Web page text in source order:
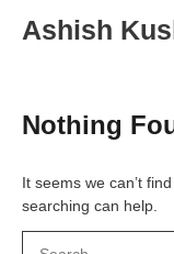
Ashish
Nothing
It seems we can’t
searching can help.